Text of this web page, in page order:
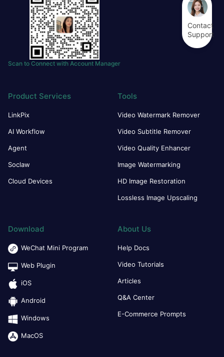
Scan to Connect with Account Manager
Product Services
LinkPix
AI Workflow
Agent
Soclaw
Cloud Devices
Tools
Video Watermark Remover
Video Subtitle Remover
Video Quality Enhancer
Image Watermarking
HD Image Restoration
Lossless Image Upscaling
Download
WeChat Mini Program
Web Plugin
iOS
Android
Windows
MacOS
About Us
Help Docs
Video Tutorials
Articles
Q&A Center
E-Commerce Prompts
Contact
Support